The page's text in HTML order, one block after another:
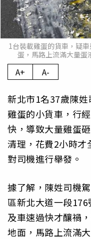
1台裝載雞蛋的貨車，疑
蛋，馬路上流滿大量蛋
A+ A-
新北市1名37歲陳
雞蛋的小貨車，行
快，導致大量雞蛋
清理，花費2小時才
對司機進行舉發。
據了解，陳姓司機
區新北大道一段
及車速過快才釀禍
地面，馬路上流滿